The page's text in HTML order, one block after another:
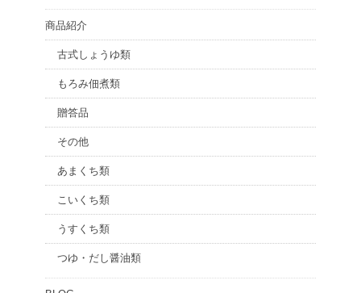
商品紹介
古式しょうゆ類
もろみ佃煮類
贈答品
その他
あまくち類
こいくち類
うすくち類
つゆ・だし醤油類